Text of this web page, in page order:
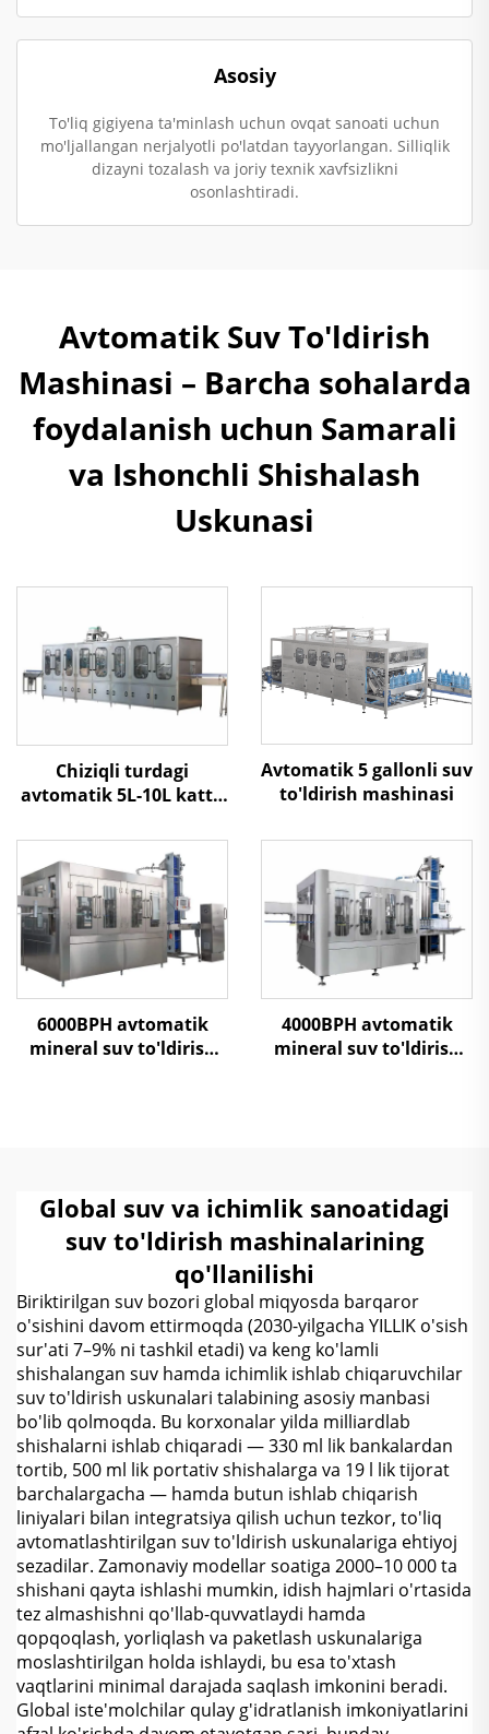
Asosiy
To'liq gigiyena ta'minlash uchun ovqat sanoati uchun
mo'ljallangan nerjalyotli po'latdan tayyorlangan. Silliqlik
dizayni tozalash va joriy texnik xavfsizlikni
osonlashtiradi.
Avtomatik Suv To'ldirish
Mashinasi – Barcha sohalarda
foydalanish uchun Samarali
va Ishonchli Shishalash
Uskunasi
Chiziqli turdagi
avtomatik 5L-10L katta
to'ldirish mashinasi
Avtomatik 5 gallonli suv
to'ldirish mashinasi
6000BPH avtomatik
mineral suv to'ldirish
4000BPH avtomatik
mineral suv to'ldirish
Global suv va ichimlik sanoatidagi
suv to'ldirish mashinalarining
qo'llanilishi
Biriktirilgan suv bozori global miqyosda barqaror
o'sishini davom ettirmoqda (2030-yilgacha YILLIK o'sish
sur'ati 7–9% ni tashkil etadi) va keng ko'lamli
shishalangan suv hamda ichimlik ishlab chiqaruvchilar
suv to'ldirish uskunalari talabining asosiy manbasi
bo'lib qolmoqda. Bu korxonalar yilda milliardlab
shishalarni ishlab chiqaradi — 330 ml lik bankalardan
tortib, 500 ml lik portativ shishalarga va 19 l lik tijorat
barchalargacha — hamda butun ishlab chiqarish
liniyalari bilan integratsiya qilish uchun tezkor, to'liq
avtomatlashtirilgan suv to'ldirish uskunalariga ehtiyoj
sezadilar. Zamonaviy modellar soatiga 2000–10 000 ta
shishani qayta ishlashi mumkin, idish hajmlari o'rtasida
tez almashishni qo'llab-quvvatlaydi hamda
qopqoqlash, yorliqlash va paketlash uskunalariga
moslashtirilgan holda ishlaydi, bu esa to'xtash
vaqtlarini minimal darajada saqlash imkonini beradi.
Global iste'molchilar qulay g'idratlanish imkoniyatlarini